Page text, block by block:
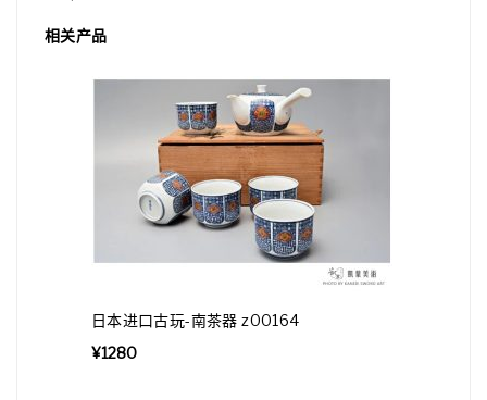
相关产品
日本进口古玩-南茶器 z00164
¥1280